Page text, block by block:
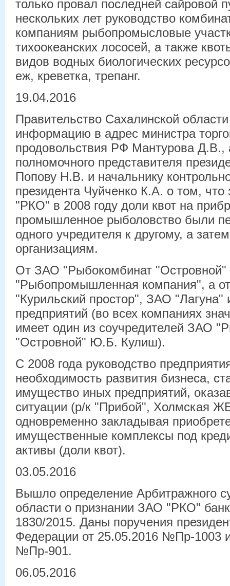
только провал последней сайровой
нескольких лет руководство
компаниям рыбопромысловые
тихоокеанских лососей, а также
видов водных биологических
еж, креветка, трепанг.
19.04.2016
Правительство Сахалинской
информацию в адрес министра
продовольствия РФ Мантурова Д.В.,
полномочного представителя
Попову Н.В. и начальнику
президента Чуйченко К.А. о том,
"РКО" в 2008 году доли квот на
промышленное рыболовство были
одного учредителя к другому, а
организациям.
От ЗАО "Рыбокомбинат
"Рыбопромышленная компания", а
"Курильский простор", ЗАО "Лагуна"
предприятий (во всех компаниях
имеет один из соучредителей ЗАО
"Островной" Ю.Б. Кулиш).
С 2008 года руководство
необходимость развития бизнеса,
имущество иных предприятий,
ситуации (р/к "Прибой", Холмская
одновременно закладывая
имущественные комплексы под
активы (доли квот).
03.05.2016
Вышло определение Арбитражного
области о признании ЗАО "РКО"
1830/2015. Даны поручения
Федерации от 25.05.2016 №Пр-1003
№Пр-901.
06.05.2016